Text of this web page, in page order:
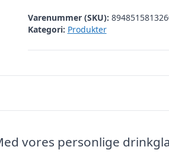
Varenummer (SKU):
Kategori: Produkter
vores personlige